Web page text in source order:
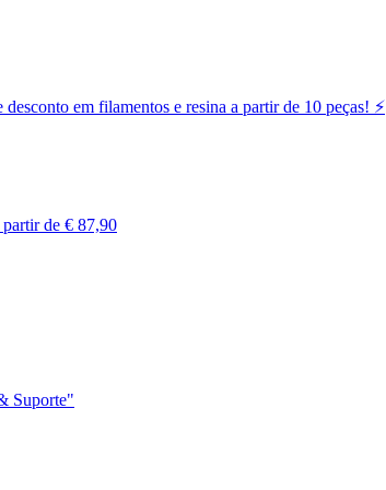
em filamentos e resina a partir de 10 peças! ⚡️
partir de € 87,90
Suporte"